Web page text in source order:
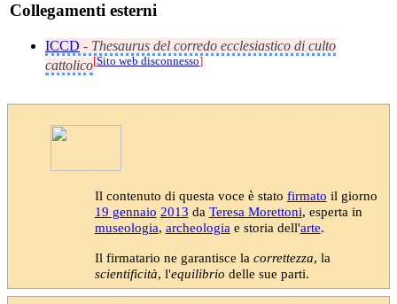
Collegamenti esterni
ICCD - Thesaurus del corredo ecclesiastico di culto
cattolico[Sito web disconnesso]
Il contenuto di questa voce è stato firmato il giorno
19 gennaio 2013 da Teresa Morettoni, esperta in
museologia, archeologia e storia dell'arte.
Il firmatario ne garantisce la correttezza, la
scientificità, l'equilibrio delle sue parti.